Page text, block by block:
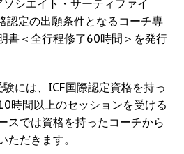
シエイト・サーティファイ
認定の出願条件となるコーチ専
書＜全行程修了60時間＞を発行
には、ICF国際認定資格を持っ
時間以上のセッションを受ける
スでは資格を持ったコーチから
ただきます。